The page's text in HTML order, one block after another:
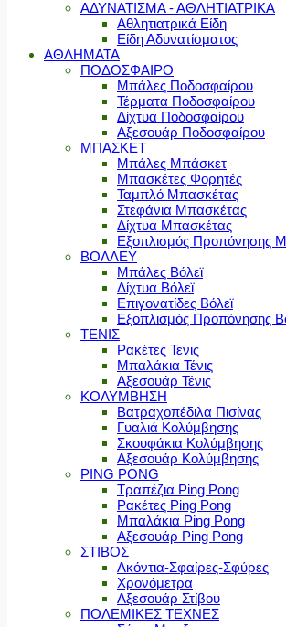
ΑΔΥΝΑΤΙΣΜΑ - ΑΘΛΗΤΙΑΤΡΙΚΑ
Αθλητιατρικά Είδη
Είδη Αδυνατίσματος
ΑΘΛΗΜΑΤΑ
ΠΟΔΟΣΦΑΙΡΟ
Μπάλες Ποδοσφαίρου
Τέρματα Ποδοσφαίρου
Δίχτυα Ποδοσφαίρου
Αξεσουάρ Ποδοσφαίρου
ΜΠΑΣΚΕΤ
Μπάλες Μπάσκετ
Μπασκέτες Φορητές
Ταμπλό Μπασκέτας
Στεφάνια Μπασκέτας
Δίχτυα Μπασκέτας
Εξοπλισμός Προπόνησης
ΒΟΛΛΕΥ
Μπάλες Βόλεϊ
Δίχτυα Βόλεϊ
Επιγονατίδες Βόλεϊ
Εξοπλισμός Προπόνησης
ΤΕΝΙΣ
Ρακέτες Τενις
Μπαλάκια Τένις
Αξεσουάρ Τένις
ΚΟΛΥΜΒΗΣΗ
Βατραχοπέδιλα Πισίνας
Γυαλιά Κολύμβησης
Σκουφάκια Κολύμβησης
Αξεσουάρ Κολύμβησης
PING PONG
Τραπέζια Ping Pong
Ρακέτες Ping Pong
Μπαλάκια Ping Pong
Αξεσουάρ Ping Pong
ΣΤΙΒΟΣ
Ακόντια-Σφαίρες-Σφύρες
Χρονόμετρα
Αξεσουάρ Στίβου
ΠΟΛΕΜΙΚΕΣ ΤΕΧΝΕΣ